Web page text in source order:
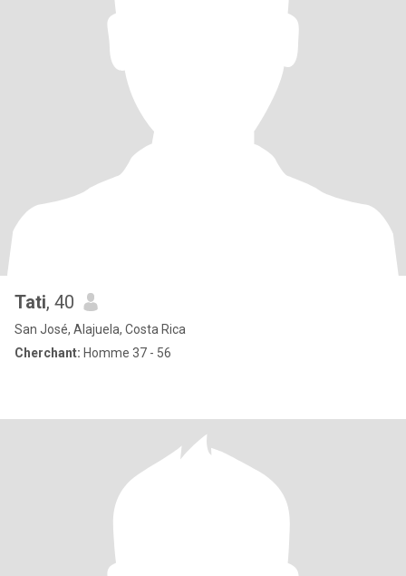
Tati, 40
San José, Alajuela, Costa Rica
Cherchant: Homme 37 - 56